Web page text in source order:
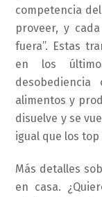
competencia
proveer, y
fuera”. Estas
en los
alimentos y
disuelve y se
igual que los
Más detalles
en casa.